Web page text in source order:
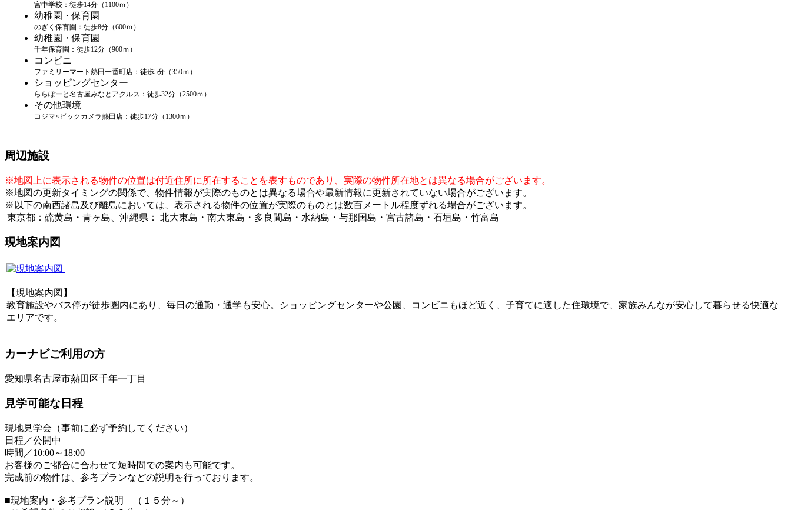
宮中学校：徒歩14分（1100ｍ）
幼稚園・保育園
のぎく保育園：徒歩8分（600ｍ）
幼稚園・保育園
千年保育園：徒歩12分（900ｍ）
コンビニ
ファミリーマート熱田一番町店：徒歩5分（350ｍ）
ショッピングセンター
ららぽーと名古屋みなとアクルス：徒歩32分（2500ｍ）
その他環境
コジマ×ビックカメラ熱田店：徒歩17分（1300ｍ）
周辺施設
※地図上に表示される物件の位置は付近住所に所在することを表すものであり、実際の物件所在地とは異なる場合がございます。
※地図の更新タイミングの関係で、物件情報が実際のものとは異なる場合や最新情報に更新されていない場合がございます。
※以下の南西諸島及び離島においては、表示される物件の位置が実際のものとは数百メートル程度ずれる場合がございます。
東京都：硫黄島・青ヶ島、沖縄県： 北大東島・南大東島・多良間島・水納島・与那国島・宮古諸島・石垣島・竹富島
現地案内図
【現地案内図】
教育施設やバス停が徒歩圏内にあり、毎日の通勤・通学も安心。ショッピングセンターや公園、コンビニもほど近く、子育てに適した住環境で、家族みんなが安心して暮らせる快適な
エリアです。
カーナビご利用の方
愛知県名古屋市熱田区千年一丁目
見学可能な日程
現地見学会（事前に必ず予約してください）
日程／公開中
時間／10:00～18:00
お客様のご都合に合わせて短時間での案内も可能です。
完成前の物件は、参考プランなどの説明を行っております。
■現地案内・参考プラン説明 （１５分～）